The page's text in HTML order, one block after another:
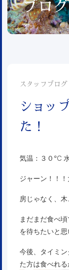
ブログ
スタッフブログ
ショッ
た！
気温：３０℃
ジャーン！！
房じゃなく、
まだまだ食べ
を待ちたいと
今後、タイミ
た方は食べれる